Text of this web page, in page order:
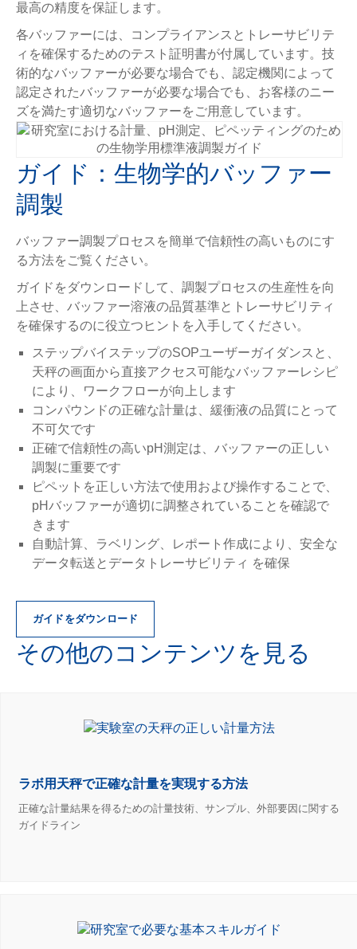
最高の精度を保証します。
各バッファーには、コンプライアンスとトレーサビリテ
ィを確保するためのテスト証明書が付属しています。技
術的なバッファーが必要な場合でも、認定機関によって
認定されたバッファーが必要な場合でも、お客様のニー
ズを満たす適切なバッファーをご用意しています。
ガイド：生物学的バッファー
調製
バッファー調製プロセスを簡単で信頼性の高いものにす
る方法をご覧ください。
ガイドをダウンロードして、調製プロセスの生産性を向
上させ、バッファー溶液の品質基準とトレーサビリティ
を確保するのに役立つヒントを入手してください。
ステップバイステップのSOPユーザーガイダンスと、
天秤の画面から直接アクセス可能なバッファーレシピ
により、ワークフローが向上します
コンパウンドの正確な計量は、緩衝液の品質にとって
不可欠です
正確で信頼性の高いpH測定は、バッファーの正しい
調製に重要です
ピペットを正しい方法で使用および操作することで、
pHバッファーが適切に調整されていることを確認で
きます
自動計算、ラベリング、レポート作成により、安全な
データ転送とデータトレーサビリティ を確保
ガイドをダウンロード
その他のコンテンツを見る
ラボ用天秤で正確な計量を実現する方法
正確な計量結果を得るための計量技術、サンプル、外部要因に関する
ガイドライン